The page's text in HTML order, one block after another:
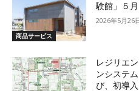
商品サービス
験館」５
2026年5月26
レジリエ
ンシステ
び、初導